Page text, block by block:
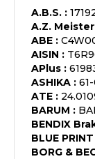
A.B.S. :
A.Z.
ABE :
AISIN :
APlus :
ASHIKA :
ATE :
BARUM :
BENDIX
BLUE PRINT
BORG &